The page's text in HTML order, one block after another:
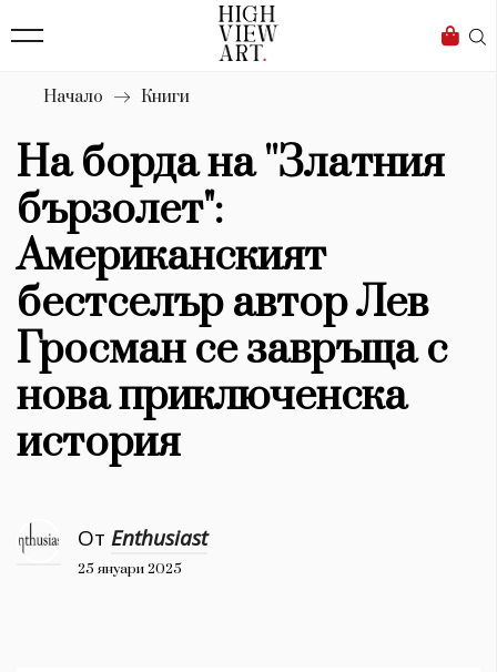
Бизнес
Мода
Dialogue
Изкуство
4340
Красота
777
Дизайн
1272
Книги 1188
30+
Гурме 1710
Начало Книги
На борда на ''Златния
бързолет":
Американският
бестселър автор Лев
Гросман се завръща с
нова приключенска
история
От Enthusiast
25 януари 2025